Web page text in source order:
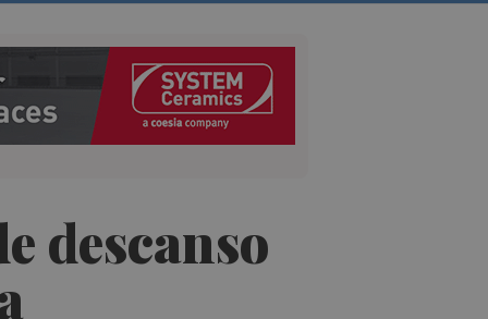
descanso